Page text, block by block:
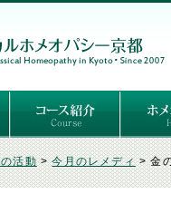
写真）
はじめてのホメオパシー
セルフケアコース
専門コース（4年制）
専門コース（通信）
専門コース編入制度 ホメオ
クラシ
オルガ
ハーネ
ハーネ
レメ
活動>今月のレメディ>金